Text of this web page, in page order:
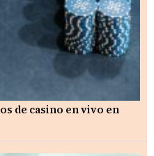
de casino en vivo en